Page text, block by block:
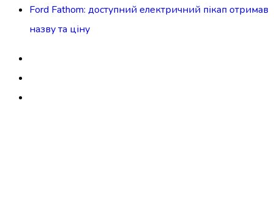
Ford Fathom: доступний електричний пікап отримав
назву та ціну